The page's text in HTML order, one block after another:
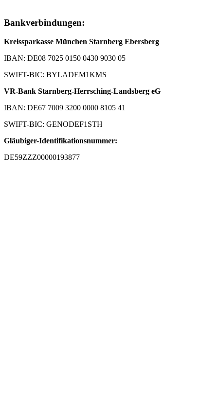
Bankverbindungen:
Kreissparkasse München Starnberg Ebersberg
IBAN: DE08 7025 0150 0430 9030 05
SWIFT-BIC: BYLADEM1KMS
VR-Bank Starnberg-Herrsching-Landsberg eG
IBAN: DE67 7009 3200 0000 8105 41
SWIFT-BIC: GENODEF1STH
Gläubiger-Identifikationsnummer:
DE59ZZZ00000193877